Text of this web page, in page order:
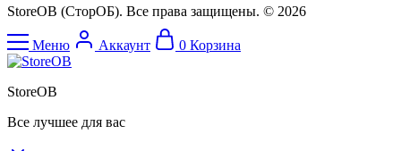
StoreOB (CторОБ). Все права защищены. © 2026
Меню Аккаунт 0 Корзина
StoreOB
Все лучшее для вас